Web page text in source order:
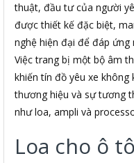
thuật, đầu tư của người
được thiết kế đặc biệt,
nghệ hiện đại để đáp ứng
Việc trang bị một bộ âm
khiến tín đồ yêu xe không
thương hiệu và sự tương
như loa, ampli và
Loa cho ô tô